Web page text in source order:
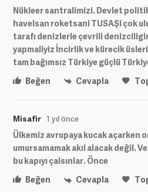
Nükleer santralimizi. Devlet
havelsan roketsani TUSAŞi çok
tarafı denizlerle çevrili
yapmaliyiz İncirlik ve kürecik
tam bağımsız Türkiye güçlü
Beğen
Cevapla
Misafir 1 yıl önce
Ülkemiz avrupaya kucak açarken
umursamamak akıl alacak değil.
bu kapıyı çalsınlar. Önce
Beğen
Cevapla